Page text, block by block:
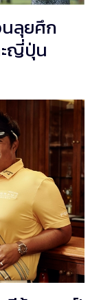
ลุยศึก
ะญี่ปุ่น